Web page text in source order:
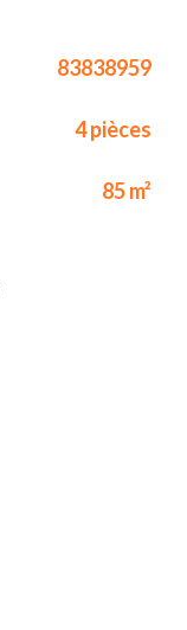
83838959
4 pièces
85 m²